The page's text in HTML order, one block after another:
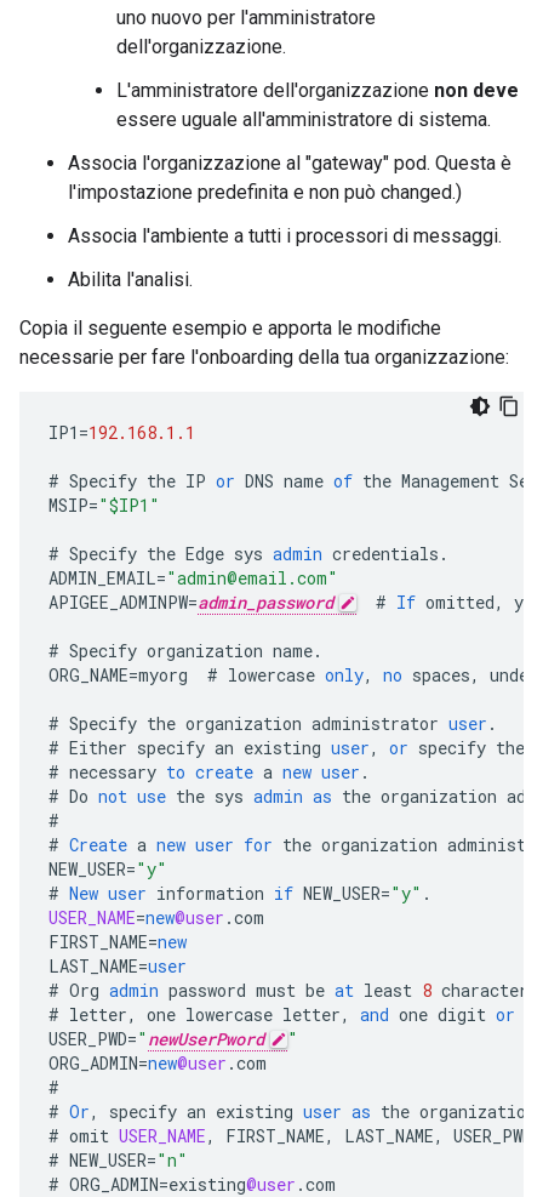
uno nuovo per l'amministratore
dell'organizzazione.
L'amministratore dell'organizzazione non deve
essere uguale all'amministratore di sistema.
Associa l'organizzazione al "gateway" pod. Questa è
l'impostazione predefinita e non può changed.)
Associa l'ambiente a tutti i processori di messaggi.
Abilita l'analisi.
Copia il seguente esempio e apporta le modifiche
necessarie per fare l'onboarding della tua organizzazione:
IP1 =192.168.1.1
# Specify the IP or DNS name of the Management
MSIP="$IP1"
# Specify the Edge sys admin credentials .
ADMIN_EMAIL="admin@email.com"
APIGEE_ADMINPW=admin_password # If omitted, you
# Specify organization name.
ORG_NAME=myorg # lowercase only, no spaces,
# Specify the organization administrator user .
# Either specify an existing user, or specify the
# necessary to create a new user .
# Do not use the sys admin as the organization
#
# Create a new user for the organization
NEW_USER="y"
# New user information if NEW_USER="y" .
USER_NAME=new@user .com
FIRST_NAME=new
LAST_NAME=user
# Org admin password must be at least 8 characters
# letter, one lowercase letter, and one digit or
USER_PWD=" newUserPword
"
ORG_ADMIN=new@user .com
#
# Or, specify an existing user as the organization
# omit USER_NAME, FIRST_NAME, LAST_NAME, USER_PWD
# NEW_USER="n"
# ORG_ADMIN=existing@user .com